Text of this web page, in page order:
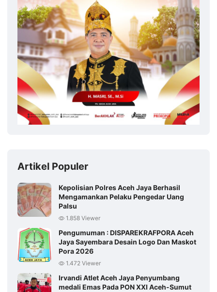
Artikel Populer
Kepolisian Polres Aceh Jaya Berhasil
Mengamankan Pelaku Pengedar Uang
Palsu
1.858 Viewer
Pengumuman : DISPAREKRAFPORA Aceh
Jaya Sayembara Desain Logo Dan Maskot
Pora 2026
1.472 Viewer
Irvandi Atlet Aceh Jaya Penyumbang
medali Emas Pada PON XXI Aceh-Sumut